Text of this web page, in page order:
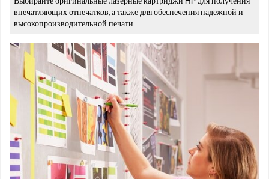
впечатляющих отпечатков, а также для обеспечения надежной и
высокопроизводительной печати.